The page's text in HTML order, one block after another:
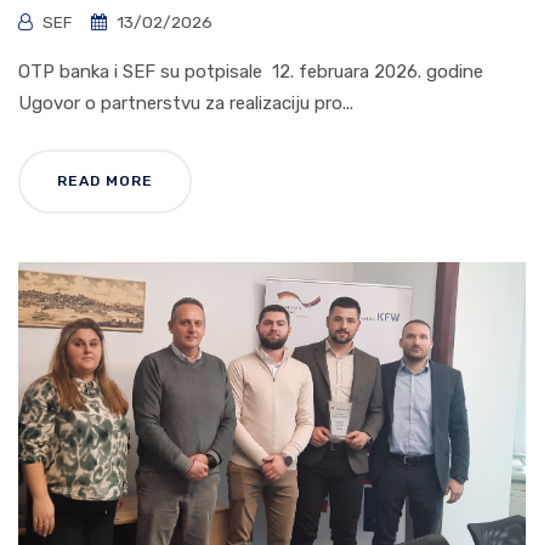
SEF 13/02/2026
OTP banka i SEF su potpisale 12. februara 2026. godine
Ugovor o partnerstvu za realizaciju pro...
READ MORE